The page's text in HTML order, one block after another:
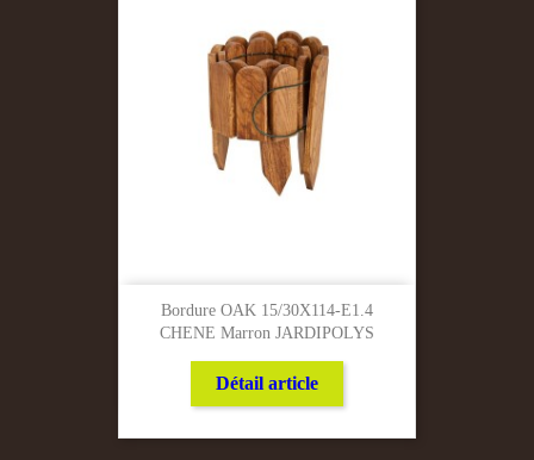
Bordure OAK 15/30X114-E1.4
CHENE Marron JARDIPOLYS
Détail article